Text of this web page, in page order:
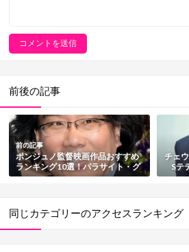
前後の記事
前の記事
ポンジュノ監督映画作品おすすめ
ランキング10選！パラサイト・グ
ムエルなど話題作多数【最新版】
チェ
Sテ
同じカテゴリーのアクセスランキング